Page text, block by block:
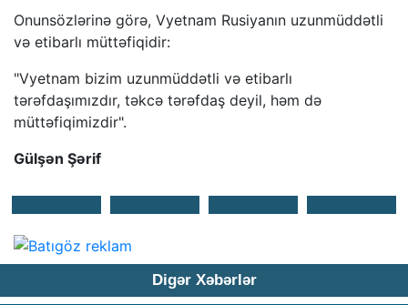
Onunsözlərinə görə, Vyetnam Rusiyanın uzunmüddətli
və etibarlı müttəfiqidir:
"Vyetnam bizim uzunmüddətli və etibarlı
tərəfdaşımızdır, təkcə tərəfdaş deyil, həm də
müttəfiqimizdir".
Gülşən Şərif
Digər Xəbərlər